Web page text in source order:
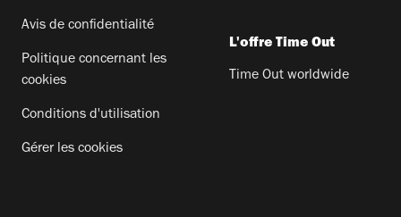
Avis de confidentialité
Politique concernant les
cookies
Conditions d'utilisation
Gérer les cookies
L'offre Time Out
Time Out worldwide